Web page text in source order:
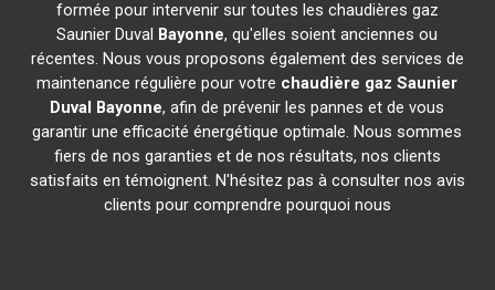
formée pour intervenir sur toutes les chaudières gaz
Saunier Duval Bayonne, qu'elles soient anciennes ou
récentes. Nous vous proposons également des services de
maintenance régulière pour votre chaudière gaz Saunier
Duval Bayonne, afin de prévenir les pannes et de vous
garantir une efficacité énergétique optimale. Nous sommes
fiers de nos garanties et de nos résultats, nos clients
satisfaits en témoignent. N'hésitez pas à consulter nos avis
clients pour comprendre pourquoi nous